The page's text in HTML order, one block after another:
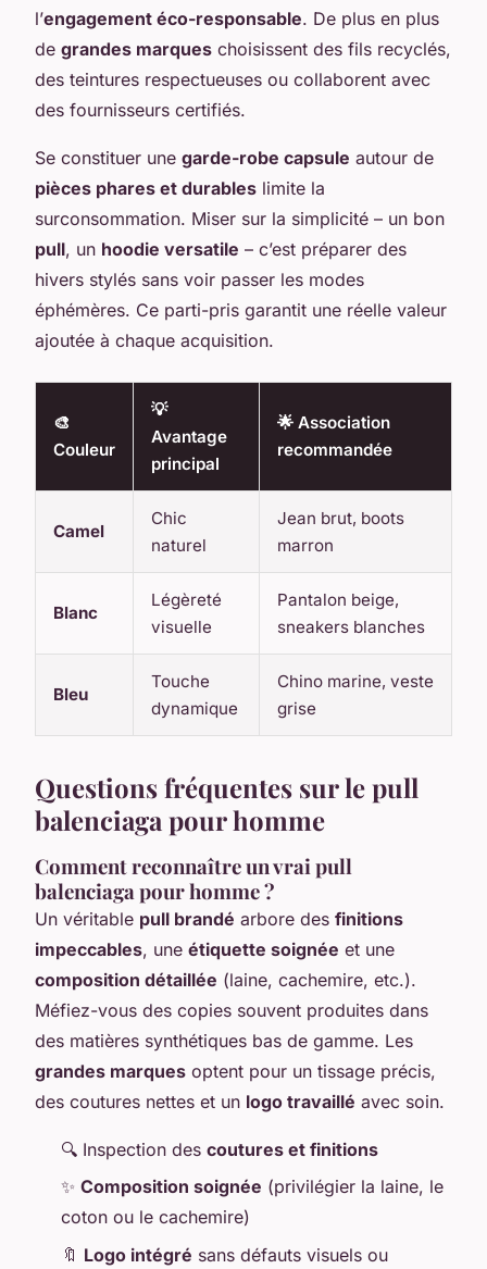
l’engagement éco-responsable. De plus en plus
de grandes marques choisissent des fils recyclés,
des teintures respectueuses ou collaborent avec
des fournisseurs certifiés.
Se constituer une garde-robe capsule autour de
pièces phares et durables limite la
surconsommation. Miser sur la simplicité – un bon
pull, un hoodie versatile – c’est préparer des
hivers stylés sans voir passer les modes
éphémères. Ce parti-pris garantit une réelle valeur
ajoutée à chaque acquisition.
🎨
Couleur
💡
Avantage
principal
🌟 Association
recommandée
Camel
Chic
naturel
Jean brut, boots
marron
Blanc
Légèreté
visuelle
Pantalon beige,
sneakers blanches
Bleu
Touche
dynamique
Chino marine, veste
grise
Questions fréquentes sur le pull
balenciaga pour homme
Comment reconnaître un vrai pull
balenciaga pour homme ?
Un véritable pull brandé arbore des finitions
impeccables, une étiquette soignée et une
composition détaillée (laine, cachemire, etc.).
Méfiez-vous des copies souvent produites dans
des matières synthétiques bas de gamme. Les
grandes marques optent pour un tissage précis,
des coutures nettes et un logo travaillé avec soin.
🔍 Inspection des coutures et finitions
✨ Composition soignée (privilégier la laine, le
coton ou le cachemire)
🔖 Logo intégré sans défauts visuels ou